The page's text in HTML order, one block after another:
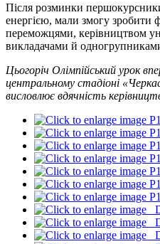
Після розминки
енергією, мали змогу зробити
переможцями, керівництвом
викладачами й
Цьогоріч Олімпійський урок
центральному стадіоні
висловлює вдячність